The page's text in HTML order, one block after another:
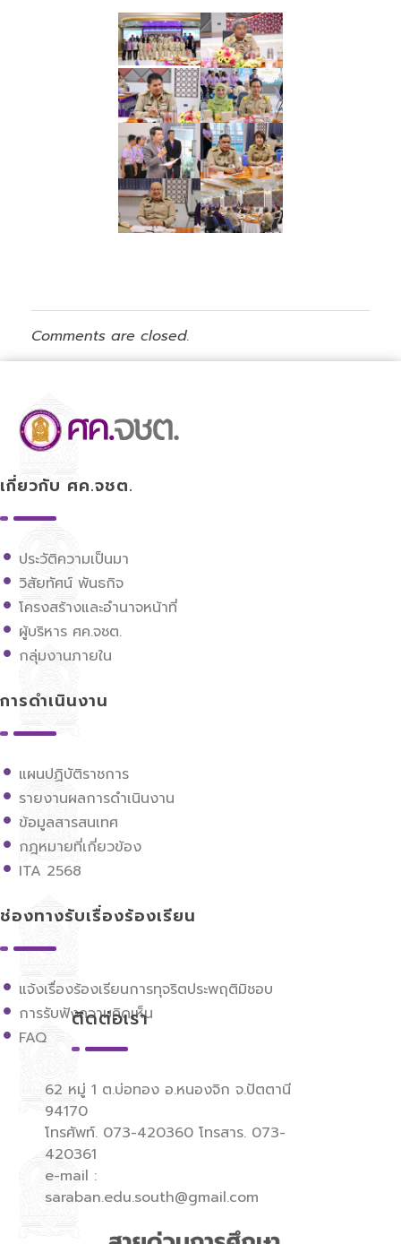
Comments are closed.
เกี่ยวกับ ศค.จชต.
ประวัติความเป็นมา
วิสัยทัศน์ พันธกิจ
โครงสร้างและอำนาจหน้าที่
ผู้บริหาร ศค.จชต.
กลุ่มงานภายใน
การดำเนินงาน
แผนปฏิบัติราชการ
รายงานผลการดำเนินงาน
ข้อมูลสารสนเทศ
กฎหมายที่เกี่ยวข้อง
ITA 2568
ช่องทางรับเรื่องร้องเรียน
แจ้งเรื่องร้องเรียนการทุจริตประพฤติมิชอบ
การรับฟังความคิดเห็น
FAQ
ติดต่อเรา
62 หมู่ 1 ต.บ่อทอง อ.หนองจิก จ.ปัตตานี
94170
โทรศัพท์. 073-420360 โทรสาร. 073-
420361
e-mail :
saraban.edu.south@gmail.com